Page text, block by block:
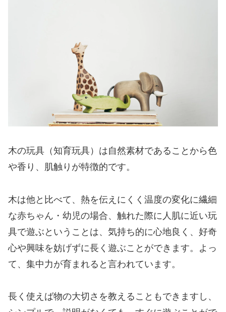
木の玩具（知育玩具）は自然素材であることから色
や香り、肌触りが特徴的です。
木は他と比べて、熱を伝えにくく温度の変化に繊細
な赤ちゃん・幼児の場合、触れた際に人肌に近い玩
具で遊ぶということは、気持ち的に心地良く、好奇
心や興味を妨げずに長く遊ぶことができます。よっ
て、集中力が育まれると言われています。
長く使えば物の大切さを教えることもできますし、